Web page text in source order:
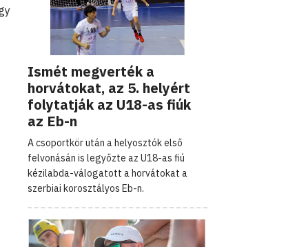
Ismét megverték a
horvátokat, az 5. helyért
folytatják az U18-as fiúk
az Eb-n
A csoportkör után a helyosztók első
felvonásán is legyőzte az U18-as fiú
kézilabda-válogatott a horvátokat a
szerbiai korosztályos Eb-n.